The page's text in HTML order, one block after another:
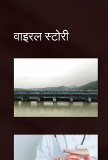
वाइरल स्टोरी